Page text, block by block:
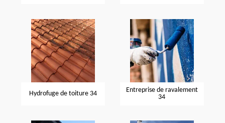
Hydrofuge de toiture 34
Entreprise de ravalement
34